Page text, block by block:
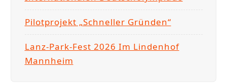
Pilotprojekt „Schneller Gründen“
Lanz-Park-Fest 2026 Im Lindenhof
Mannheim